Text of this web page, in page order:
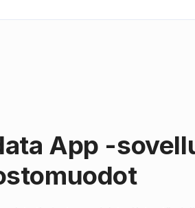
App -